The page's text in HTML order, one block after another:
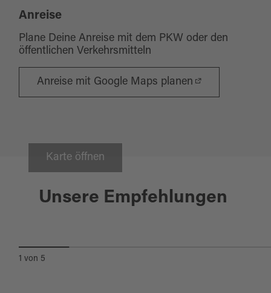
Anreise
Plane Deine Anreise mit dem PKW oder den
öffentlichen Verkehrsmitteln
Anreise mit Google Maps planen
Karte öffnen
Unsere Empfehlungen
Trausnitz
1 von 5